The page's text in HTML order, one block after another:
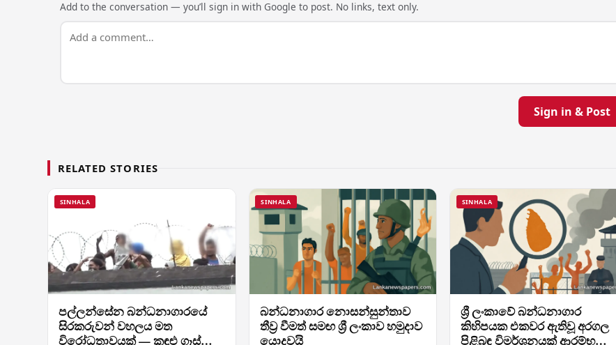
Add to the conversation — you’ll sign in with Google to post. No links, text only.
Sign in & Post
RELATED STORIES
SINHALA
පල්ලන්සේන බන්ධනාගාරයේ
සිරකරුවන් වහලය මත
විරෝධතාවයක් — කඳුළු ගෑස්
SINHALA
බන්ධනාගාර නොසන්සුන්තාව
තීව්‍ර වීමත් සමඟ ශ්‍රී ලංකාව හමුදාව
යොදවයි
SINHALA
ශ්‍රී ලංකාවේ බන්ධනාගාර
කිහිපයක එකවර ඇතිවූ අරගල
පිළිබඳ විමර්ශනයක් ආරම්භ